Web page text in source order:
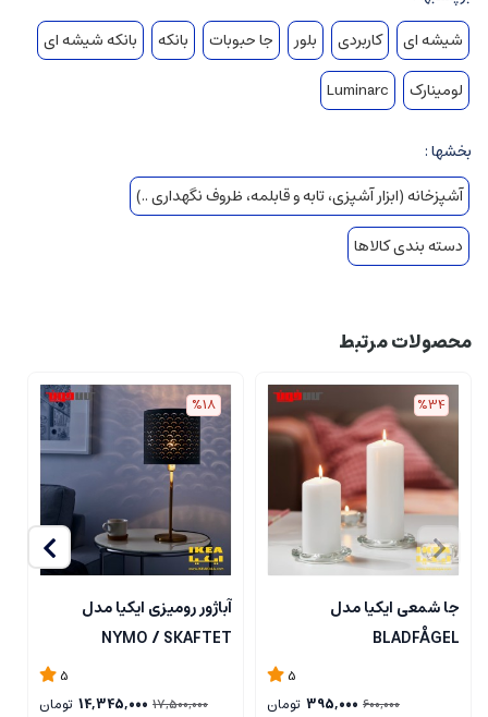
شیشه ای
کاربردی بلور جا حبوبات بانکه
بانکه شیشه ای
لومینارک
Luminarc
بخشها :
آشپزخانه (ابزار آشپزی، تابه و قابلمه، ظروف نگهداری ..)
دسته بندی کالاها
محصولات مرتبط
%34
جا شمعی ایکیا مدل
BLADFÅGEL
5
600,000
395,000 تومان
%18
آباژور رومیزی ایکیا مدل
NYMO / SKAFTET
5
17,500,000
14,345,000 تومان